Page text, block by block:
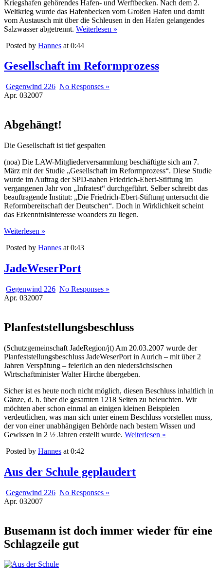
Kriegshafen gehörendes Hafen- und Werftbecken. Nach dem 2.
Weltkrieg wurde das Hafenbecken vom Großen Hafen und damit
vom Austausch mit über die Schleusen in den Hafen gelangendes
Salzwasser abgetrennt. Weiterlesen »
Posted by Hannes at 0:44
Gesellschaft im Reformprozess
Gegenwind 226 No Responses »
Apr. 032007
Abgehängt!
Die Gesellschaft ist tief gespalten
(noa) Die LAW-Mitgliederversammlung beschäftigte sich am 7.
März mit der Studie „Gesellschaft im Reformprozess“. Diese Studie
wurde im Auftrag der SPD-nahen Friedrich-Ebert-Stiftung im
vergangenen Jahr von „Infratest“ durchgeführt. Selber schreibt das
beauftragende Institut: „Die Friedrich-Ebert-Stiftung untersucht die
Reformbereitschaft der Deutschen“. Doch in Wirklichkeit scheint
das Erkenntnisinteresse woanders zu liegen.
Weiterlesen »
Posted by Hannes at 0:43
JadeWeserPort
Gegenwind 226 No Responses »
Apr. 032007
Planfeststellungsbeschluss
(Schutzgemeinschaft JadeRegion/jt) Am 20.03.2007 wurde der
Planfeststellungsbeschluss JadeWeserPort in Aurich – mit über 2
Jahren Verspätung – feierlich an den niedersächsischen
Wirtschaftminister Walter Hirche übergeben.
Sicher ist es heute noch nicht möglich, diesen Beschluss inhaltlich in
Gänze, d. h. über die gesamten 1218 Seiten zu beleuchten. Wir
möchten aber schon einmal an einigen kleinen Beispielen
verdeutlichen, was man sich unter einem Beschluss vorstellen muss,
der von einer unabhängigen Behörde nach bestem Wissen und
Gewissen in 2 ½ Jahren erstellt wurde. Weiterlesen »
Posted by Hannes at 0:42
Aus der Schule geplaudert
Gegenwind 226 No Responses »
Apr. 032007
Busemann ist doch immer wieder für eine
Schlagzeile gut